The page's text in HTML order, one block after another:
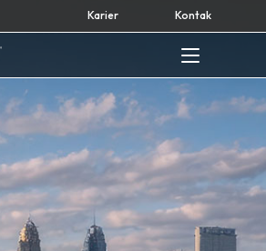
Karier Kontak